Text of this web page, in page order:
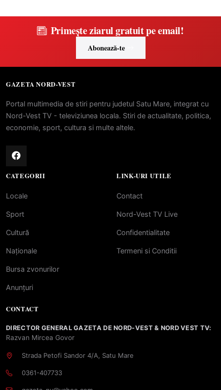
Primește ziarul gratuit pe email!
Abonează-te
GAZETA NORD-VEST
Portal multimedia de stiri pentru judetul Satu Mare, integrat cu
Nord-Vest TV - televiziunea locala. Stiri de actualitate, politica,
economie, sport, cultura si multe altele.
CATEGORII
Locale
Sport
Cultură
Naționale
Bursa zvonurilor
Anunțuri
LINK-URI UTILE
Contact
Nord-Vest TV Live
Confidentialitate
Termeni si Conditii
CONTACT
DIRECTOR GENERAL GAZETA DE NORD-VEST & NORD VEST TV:
Razvan Mircea Govor
Strada Petofi Sandor 4/A, Satu Mare
0361-407733